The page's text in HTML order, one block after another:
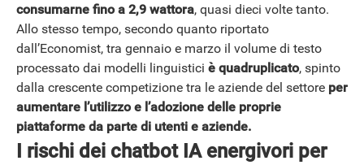
consumarne fino a 2,9 wattora, quasi dieci volte tanto.
Allo stesso tempo, secondo quanto riportato
dall’Economist, tra gennaio e marzo il volume di testo
processato dai modelli linguistici è quadruplicato, spinto
dalla crescente competizione tra le aziende del settore per
aumentare l’utilizzo e l’adozione delle proprie
piattaforme da parte di utenti e aziende.
I rischi dei chatbot IA energivori per